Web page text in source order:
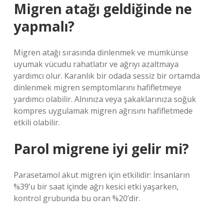
Migren atağı geldiğinde ne
yapmalı?
Migren atağı sırasında dinlenmek ve mümkünse
uyumak vücudu rahatlatır ve ağrıyı azaltmaya
yardımcı olur. Karanlık bir odada sessiz bir ortamda
dinlenmek migren semptomlarını hafifletmeye
yardımcı olabilir. Alnınıza veya şakaklarınıza soğuk
kompres uygulamak migren ağrısını hafifletmede
etkili olabilir.
Parol migrene iyi gelir mi?
Parasetamol akut migren için etkilidir: İnsanların
%39’u bir saat içinde ağrı kesici etki yaşarken,
kontrol grubunda bu oran %20’dir.